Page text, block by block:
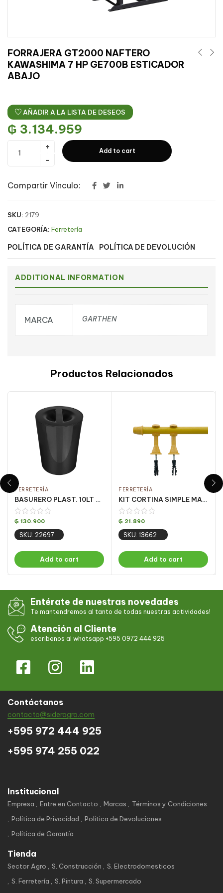
FORRAJERA GT2000 NAFTERO
KAWASHIMA 7 HP GE700B ESTICADOR
ABAJO
AÑADIR A LA LISTA DE DESEOS
₲ 3.134.959
Add to cart
Compartir Vínculo:
SKU: 2179
CATEGORÍA: Ferretería
POLÍTICA DE GARANTÍA POLÍTICA DE DEVOLUCIÓN
ADDITIONAL INFORMATION
MARCA GARTHEN
Productos Relacionados
FERRETERÍA
BASURERO PLAST. 10LT NEGRO PREMIUM VULCANO
₲ 130.900
SKU: 22697
Add to cart
FERRETERÍA
KIT CORTINA SIMPLE MARFIL 2,0 MT (PQT C/ 5 UN)
₲ 21.890
SKU: 13662
Add to cart
Entérate de nuestras novedades
Te mantendremos al tanto de todas nuestras actividades!
Atención al Cliente
escribenos al whatsapp +595 0972 444 925
Contáctanos
contacto@sideragro.com
+595 972 444 925
+595 974 255 022
Institucional
Empresa Entre en Contacto Marcas
Términos y Condiciones
Política de Privacidad
Política de Devoluciones
Política de Garantía
Tienda
Sector Agro S. Construcción
S. Electrodomesticos
S. Ferretería
S. Pintura S. Supermercado